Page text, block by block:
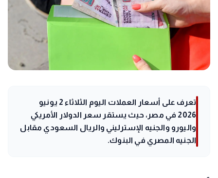
تعرف على أسعار العملات اليوم الثلاثاء 2 يونيو
2026 في مصر، حيث يستقر سعر الدولار الأمريكي
واليورو والجنيه الإسترليني والريال السعودي مقابل
الجنيه المصري في البنوك.